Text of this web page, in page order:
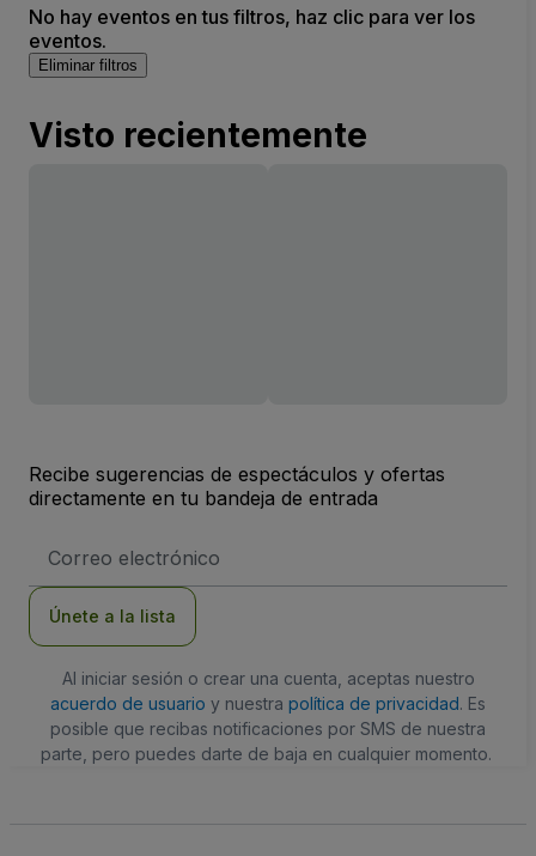
No hay eventos en tus filtros, haz clic para ver los
eventos.
Eliminar filtros
Visto recientemente
Recibe sugerencias de espectáculos y ofertas
directamente en tu bandeja de entrada
de
Únete a la lista
Al iniciar sesión o crear una cuenta, aceptas nuestro
acuerdo de usuario y nuestra política de privacidad. Es
posible que recibas notificaciones por SMS de nuestra
parte, pero puedes darte de baja en cualquier momento.